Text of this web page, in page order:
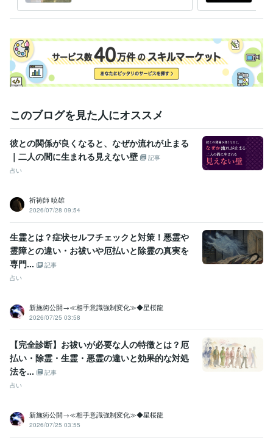
援します
運ア
このブログを見た人にオススメ
彼との関係が良くなると、なぜか流れが止まる
｜二人の間に生まれる見えない壁
記事
占い
祈祷師 暁雄
2026/07/28 09:54
生霊とは？症状セルフチェックと対策！悪霊や
霊障との違い・お祓いや厄払いと除霊の真実を
専門...
記事
占い
新施術公開→≪相手意識強制変化≫◆星桜龍
2026/07/25 03:58
【完全診断】お祓いが必要な人の特徴とは？厄
払い・除霊・生霊・悪霊の違いと効果的な対処
法を...
記事
占い
新施術公開→≪相手意識強制変化≫◆星桜龍
2026/07/25 03:55